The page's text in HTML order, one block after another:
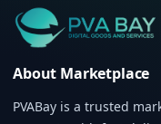
About Marketplace
PVABay is a trusted